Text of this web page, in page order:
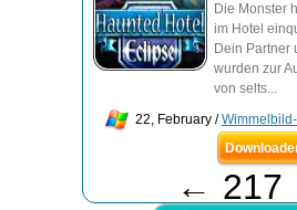
Die Monster
im Hotel
Dein Partner
wurden zur
von selts...
22, February /
← 217